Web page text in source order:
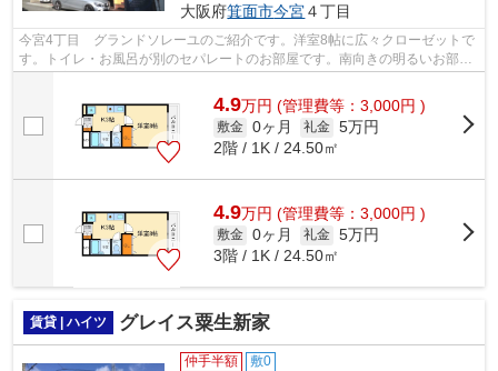
大阪府箕面市今宮４丁目
今宮4丁目 グランドソレーユのご紹介です。洋室8帖に広々クローゼットで
す。トイレ・お風呂が別のセパレートのお部屋です。南向きの明るいお部屋
4.9万円 (管理費等：3,000円 )
敷金 0ヶ月 礼金 5万円
2階 / 1K / 24.50㎡
4.9万円 (管理費等：3,000円 )
敷金 0ヶ月 礼金 5万円
3階 / 1K / 24.50㎡
賃貸 | ハイツ グレイス粟生新家
仲手半額 敷0